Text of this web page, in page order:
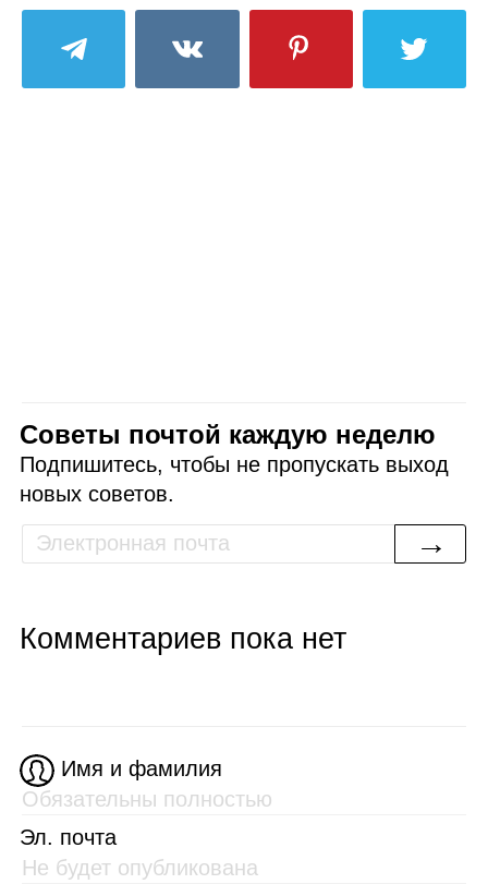
Советы почтой каждую неделю
Подпишитесь, чтобы не пропускать выход
новых советов.
→
Комментариев пока нет
Имя и фамилия
Эл. почта